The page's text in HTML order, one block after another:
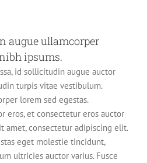
augue ullamcorper
ipsums.
id sollicitudin augue auctor
turpis vitae vestibulum.
lorem sed egestas.
eros, et consectetur eros auctor
amet, consectetur adipiscing elit.
eget molestie tincidunt,
ultricies auctor varius. Fusce